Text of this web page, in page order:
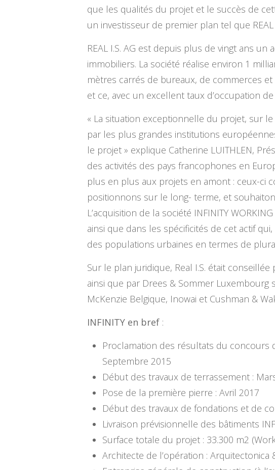
que les qualités du projet et le succès de
un investisseur de premier plan tel que REAL
REAL I.S. AG est depuis plus de vingt ans
immobiliers. La société réalise environ 1
mètres carrés de bureaux, de commerces
et ce, avec un excellent taux d’occupation
« La situation exceptionnelle du projet, sur
par les plus grandes institutions
le projet » explique Catherine LUITHLEN,
des activités des pays francophones en
plus en plus aux projets en amont : ceux-ci
positionnons sur le long- terme, et
L’acquisition de la société INFINITY
ainsi que dans les spécificités de cet actif
des populations urbaines en termes de
Sur le plan juridique, Real I.S. était
ainsi que par Drees & Sommer
McKenzie Belgique, Inowai et Cushman &
INFINITY en bref :
Proclamation des résultats du concours
Septembre 2015
Début des travaux de terrassement :
Pose de la première pierre : Avril 2017
Début des travaux de fondations et de
Livraison prévisionnelle des bâtiments
Surface totale du projet : 33.300 m2
Architecte de l’opération : Arquitectonica